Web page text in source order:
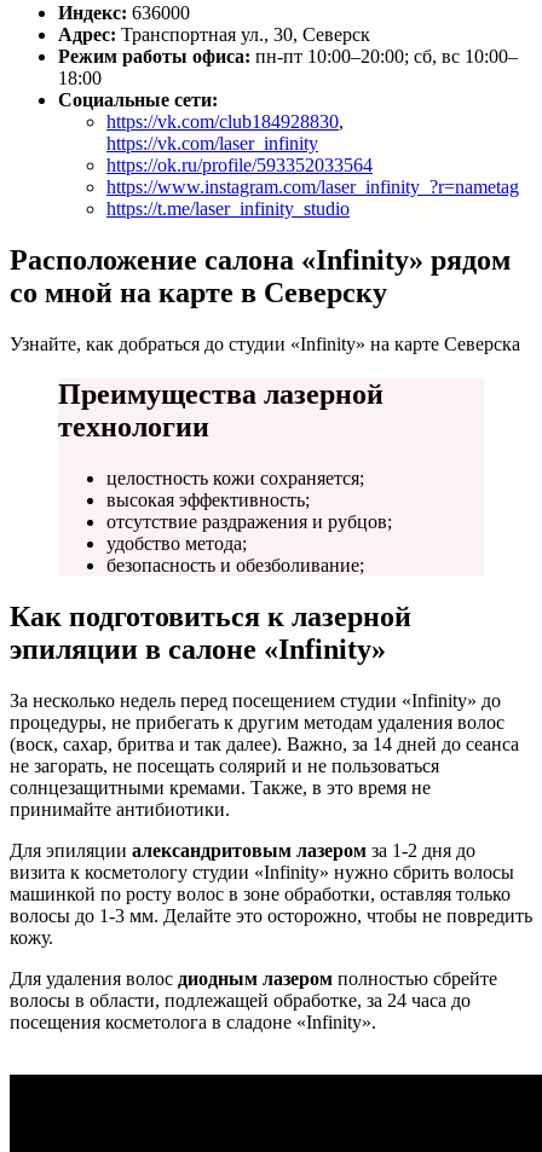
Индекс: 636000
Адрес: Транспортная ул., 30, Северск
Режим работы офиса: пн-пт 10:00–20:00; сб, вс 10:00–
18:00
Социальные сети:
https://vk.com/club184928830,
https://vk.com/laser_infinity
https://ok.ru/profile/593352033564
https://www.instagram.com/laser_infinity_?r=nametag
https://t.me/laser_infinity_studio
Расположение салона «Infinity» рядом
со мной на карте в Северску
Узнайте, как добраться до студии «Infinity» на карте Северска
Преимущества лазерной
технологии
целостность кожи сохраняется;
высокая эффективность;
отсутствие раздражения и рубцов;
удобство метода;
безопасность и обезболивание;
Как подготовиться к лазерной
эпиляции в салоне «Infinity»
За несколько недель перед посещением студии «Infinity» до
процедуры, не прибегать к другим методам удаления волос
(воск, сахар, бритва и так далее). Важно, за 14 дней до сеанса
не загорать, не посещать солярий и не пользоваться
солнцезащитными кремами. Также, в это время не
принимайте антибиотики.
Для эпиляции александритовым лазером за 1-2 дня до
визита к косметологу студии «Infinity» нужно сбрить волосы
машинкой по росту волос в зоне обработки, оставляя только
волосы до 1-3 мм. Делайте это осторожно, чтобы не повредить
кожу.
Для удаления волос диодным лазером полностью сбрейте
волосы в области, подлежащей обработке, за 24 часа до
посещения косметолога в сладоне «Infinity».